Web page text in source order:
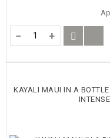
− +
KAYALI MAUI IN A